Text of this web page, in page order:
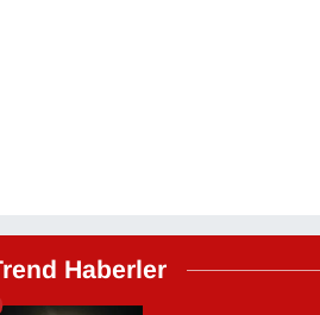
Haberler